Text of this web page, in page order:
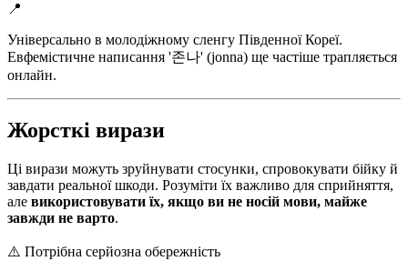
📍
Універсально в молодіжному сленгу Південної Кореї.
Евфемістичне написання '존나' (jonna) ще частіше трапляється
онлайн.
Жорсткі вирази
Ці вирази можуть зруйнувати стосунки, спровокувати бійку й
завдати реальної шкоди. Розуміти їх важливо для сприйняття,
але використовувати їх, якщо ви не носій мови, майже
завжди не варто.
⚠️ Потрібна серйозна обережність